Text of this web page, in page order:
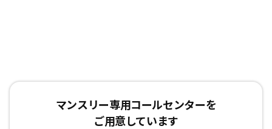
マンスリー専用コールセンターを
ご用意しています